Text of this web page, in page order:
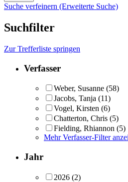
Suche verfeinern (Erweiterte Suche)
Suchfilter
Zur Trefferliste springen
Verfasser
Weber, Susanne (58)
Jacobs, Tanja (11)
Vogel, Kirsten (6)
Chatterton, Chris (5)
Fielding, Rhiannon (5)
Mehr Verfasser-Filter
Jahr
2026 (2)